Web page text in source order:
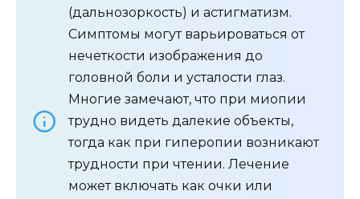
(дальнозоркость) и астигматизм.
Симптомы могут варьироваться от
нечеткости изображения до
головной боли и усталости глаз.
Многие замечают, что при миопии
трудно видеть далекие объекты,
тогда как при гиперопии возникают
трудности при чтении. Лечение
может включать как очки или